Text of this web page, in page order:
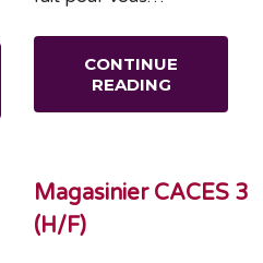
CONTINUE
READING
Magasinier CACES 3
(H/F)